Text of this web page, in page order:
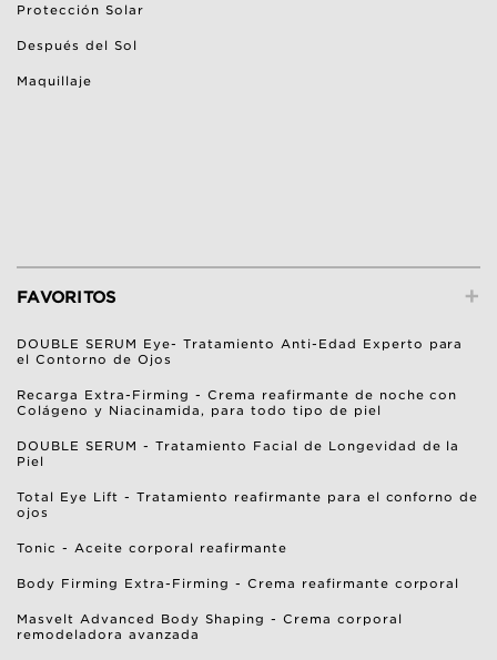
Protección Solar
Después del Sol
Maquillaje
+
FAVORITOS
DOUBLE SERUM Eye- Tratamiento Anti-Edad Experto para
el Contorno de Ojos
Recarga Extra-Firming - Crema reafirmante de noche con
Colágeno y Niacinamida, para todo tipo de piel
DOUBLE SERUM - Tratamiento Facial de Longevidad de la
Piel
Total Eye Lift - Tratamiento reafirmante para el conforno de
ojos
Tonic - Aceite corporal reafirmante
Body Firming Extra-Firming - Crema reafirmante corporal
Masvelt Advanced Body Shaping - Crema corporal
remodeladora avanzada